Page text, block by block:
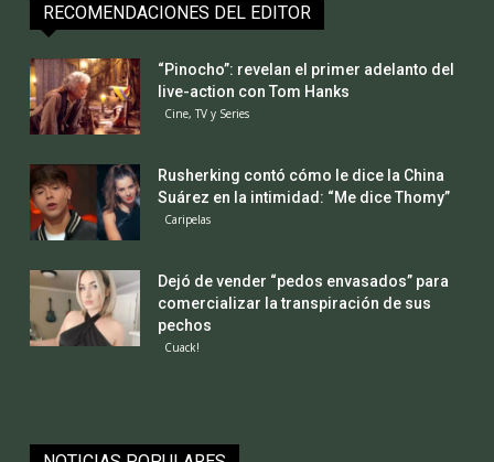
RECOMENDACIONES DEL EDITOR
“Pinocho”: revelan el primer adelanto del
live-action con Tom Hanks
Cine, TV y Series
Rusherking contó cómo le dice la China
Suárez en la intimidad: “Me dice Thomy”
Caripelas
Dejó de vender “pedos envasados” para
comercializar la transpiración de sus
pechos
Cuack!